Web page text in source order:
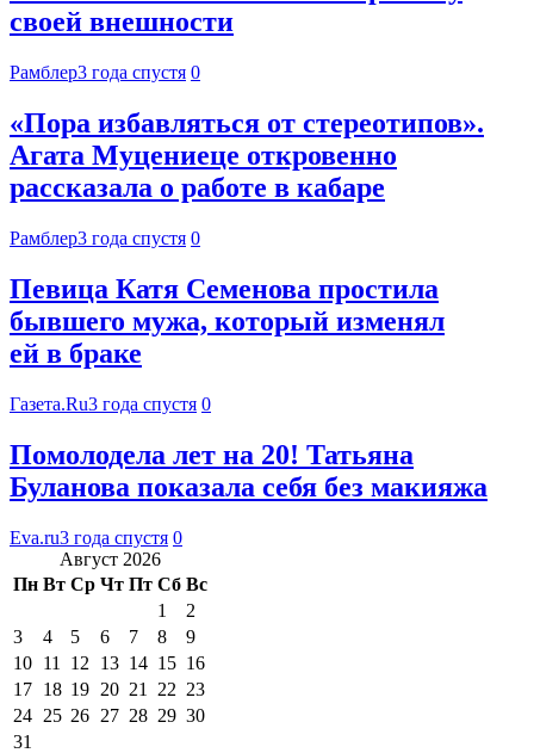
своей внешности
Рамблер3 года спустя 0
«Пора избавляться от стереотипов».
Агата Муцениеце откровенно
рассказала о работе в кабаре
Рамблер3 года спустя 0
Певица Катя Семенова простила
бывшего мужа, который изменял
ей в браке
Газета.Ru3 года спустя 0
Помолодела лет на 20! Татьяна
Буланова показала себя без макияжа
Eva.ru3 года спустя 0
Август 2026
Пн Вт Ср Чт Пт Сб Вс
1
2
3
4 5 6 7 8
9
10 11 12 13 14 15 16
17 18 19 20 21 22 23
24 25 26 27 28 29 30
31